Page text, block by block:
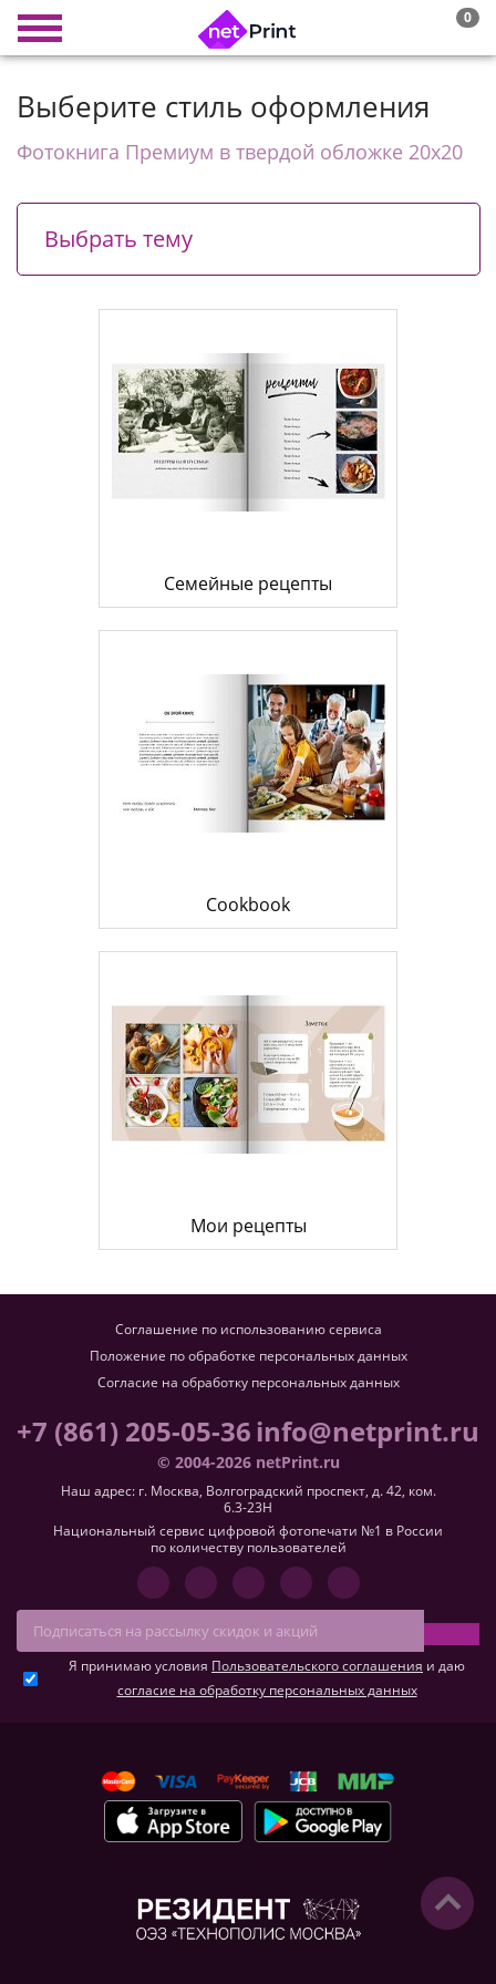
0
Выберите стиль оформления
Фотокнига Премиум в твердой обложке 20х20
Выбрать тему
Семейные рецепты
Cookbook
Мои рецепты
Соглашение по использованию сервиса
Положение по обработке персональных данных
Согласие на обработку персональных данных
+7 (861) 205-05-36info@netprint.ru
© 2004-2026 netPrint.ru
Наш адрес: г. Москва, Волгоградский проспект, д. 42, ком.
6.3-23H
Национальный сервис цифровой фотопечати №1 в России
по количеству пользователей
Я принимаю условия Пользовательского соглашения и даю
согласие на обработку персональных данных